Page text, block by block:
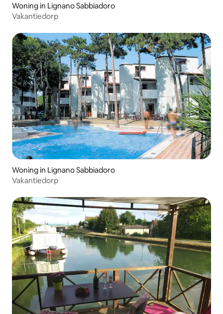
Woning in Lignano Sabbiadoro
Vakantiedorp
Woning in Lignano Sabbiadoro
Vakantiedorp